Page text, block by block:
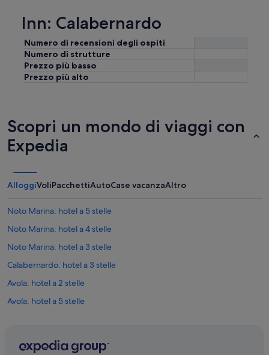
Inn: Calabernardo
Numero di recensioni degli ospiti
Numero di strutture
Prezzo più basso
Prezzo più alto
Scopri un mondo di viaggi con
Expedia
AlloggiVoliPacchettiAutoCase vacanzaAltro
Noto Marina: hotel a 5 stelle
Noto Marina: hotel a 4 stelle
Noto Marina: hotel a 3 stelle
Calabernardo: hotel a 3 stelle
Avola: hotel a 2 stelle
Avola: hotel a 5 stelle